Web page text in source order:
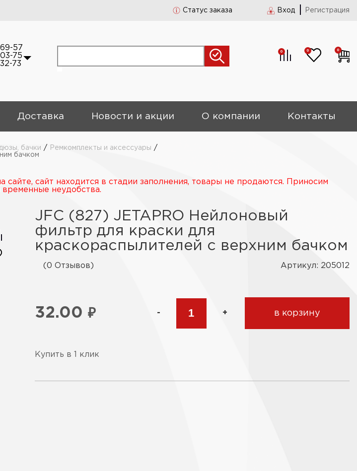
Статус заказа Вход Регистрация
57
75
73
0 0 0
Доставка Новости и акции О компании Контакты
бачки / Ремкомплекты и аксессуары /
бачком
сайт находится в стадии заполнения, товары не продаются. Приносим
временные неудобства.
JFC (827) JETAPRO Нейлоновый
фильтр для краски для
краскораспылителей с верхним бачком
(0 Отзывов) Артикул: 205012
32.00 ₽ - + в корзину
Купить в 1 клик